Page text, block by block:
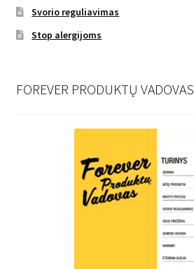
Svorio reguliavimas
Stop alergijoms
FOREVER PRODUKTŲ VADOVAS